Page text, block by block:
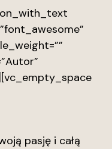
pasję i całą